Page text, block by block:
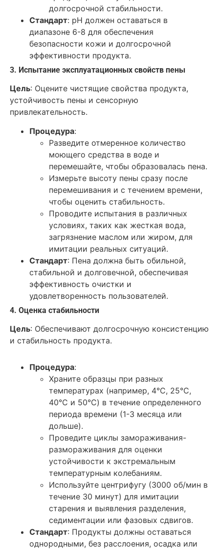
долгосрочной стабильности.
Стандарт: pH должен оставаться в
диапазоне 6-8 для обеспечения
безопасности кожи и долгосрочной
эффективности продукта.
3. Испытание эксплуатационных свойств пены
Цель: Оцените чистящие свойства продукта,
устойчивость пены и сенсорную
привлекательность.
Процедура:
Разведите отмеренное количество
моющего средства в воде и
перемешайте, чтобы образовалась пена.
Измерьте высоту пены сразу после
перемешивания и с течением времени,
чтобы оценить стабильность.
Проводите испытания в различных
условиях, таких как жесткая вода,
загрязнение маслом или жиром, для
имитации реальных ситуаций.
Стандарт: Пена должна быть обильной,
стабильной и долговечной, обеспечивая
эффективность очистки и
удовлетворенность пользователей.
4. Оценка стабильности
Цель: Обеспечивают долгосрочную консистенцию
и стабильность продукта.
Процедура:
Храните образцы при разных
температурах (например, 4°C, 25°C,
40°C и 50°C) в течение определенного
периода времени (1-3 месяца или
дольше).
Проведите циклы замораживания-
размораживания для оценки
устойчивости к экстремальным
температурным колебаниям.
Используйте центрифугу (3000 об/мин в
течение 30 минут) для имитации
старения и выявления разделения,
седиментации или фазовых сдвигов.
Стандарт: Продукты должны оставаться
однородными, без расслоения, осадка или